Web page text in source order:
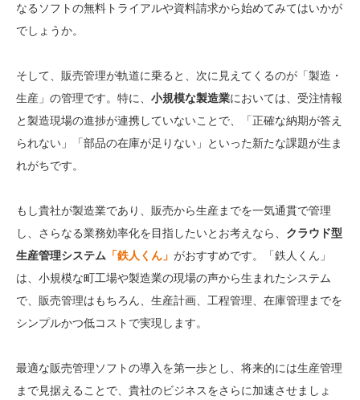
なるソフトの無料トライアルや資料請求から始めてみてはいかが
でしょうか。
そして、販売管理が軌道に乗ると、次に見えてくるのが「製造・
生産」の管理です。特に、 小規模な製造業においては、受注情報
と製造現場の進捗が連携していないことで、「正確な納期が答え
られない」「部品の在庫が足りない」といった新たな課題が生ま
れがちです。
もし貴社が製造業であり、販売から生産までを一気通貫で管理
し、さらなる業務効率化を目指したいとお考えなら、 クラウド型
生産管理システム 「鉄人くん」 がおすすめです。「鉄人くん」
は、小規模な町工場や製造業の現場の声から生まれたシステム
で、販売管理はもちろん、生産計画、工程管理、在庫管理までを
シンプルかつ低コストで実現します。
最適な販売管理ソフトの導入を第一歩とし、将来的には生産管理
まで見据えることで、貴社のビジネスをさらに加速させましょ